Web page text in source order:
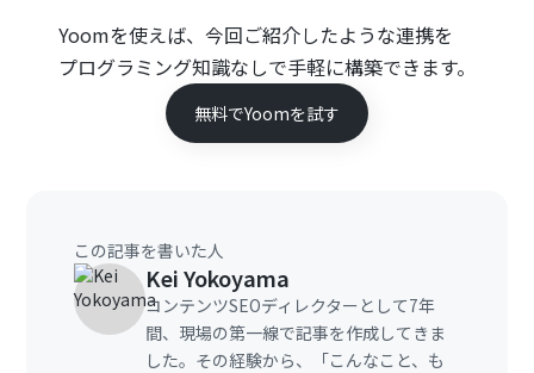
Yoomを使えば、今回ご紹介したような連携を
プログラミング知識なしで手軽に構築できます。
無料でYoomを試す
この記事を書いた人
Kei Yokoyama
コンテンツSEOディレクターとして7年
間、現場の第一線で記事を作成してきま
した。その経験から、「こんなこと、も